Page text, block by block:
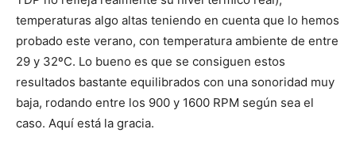
temperaturas algo altas teniendo en cuenta que lo hemos
probado este verano, con temperatura ambiente de entre
29 y 32ºC. Lo bueno es que se consiguen estos
resultados bastante equilibrados con una sonoridad muy
baja, rodando entre los 900 y 1600 RPM según sea el
caso. Aquí está la gracia.